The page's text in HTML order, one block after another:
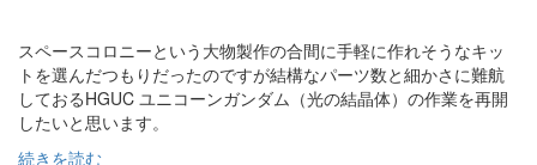
スペースコロニーという大物製作の合間に手軽に作れそうなキッ
トを選んだつもりだったのですが結構なパーツ数と細かさに難航
しておるHGUC ユニコーンガンダム（光の結晶体）の作業を再開
したいと思います。
続きを読む